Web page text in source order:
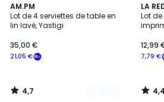
AM.PM
Lot de 4 serviettes de table en
lin lavé, Yastigi
21,05 €
35,00 €
4,7
/ 5
2
Couleurs
4,7
/
LA
Lot
7,79 €
12,99
4,4
/ 5
4,4
/